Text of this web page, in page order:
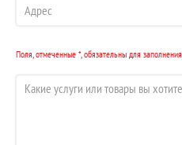
Поля, отмеченные *, обязательны для заполнения